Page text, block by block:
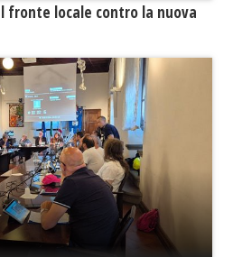
fronte locale contro la nuova